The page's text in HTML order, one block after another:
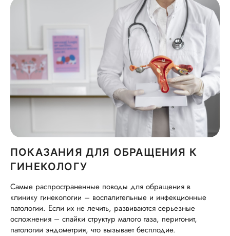
ПОКАЗАНИЯ ДЛЯ ОБРАЩЕНИЯ К
ГИНЕКОЛОГУ
Самые распространенные поводы для обращения в
клинику гинекологии – воспалительные и инфекционные
патологии. Если их не лечить, развиваются серьезные
осложнения – спайки структур малого таза, перитонит,
патологии эндометрия, что вызывает бесплодие.